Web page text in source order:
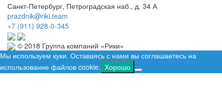
Санкт-Петербург, Петроградская наб., д. 34 А
prazdnik@riki.team
+7 (911) 928-0-345
© 2018 Группа компаний «Рики»
Мы используем куки. Оставаясь с нами вы соглашаетесь на
использование файлов cookie. Хорошо